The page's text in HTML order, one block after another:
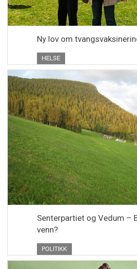
Ny lov om
HELSE
Senterpartiet og Vedum –
venn?
POLITIKK